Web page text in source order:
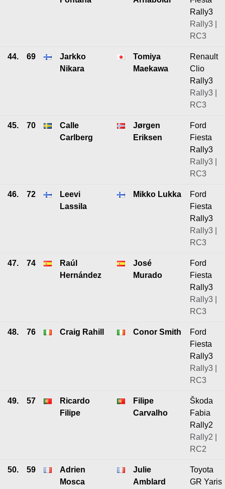
Rally3
Rally3 |
RC3
44. 69
Jarkko
Nikara
Tomiya
Maekawa
Renault
Clio
Rally3
Rally3 |
RC3
45. 70
Calle
Carlberg
Jørgen
Eriksen
Ford
Fiesta
Rally3
Rally3 |
RC3
46. 72
Leevi
Lassila
Mikko Lukka
Ford
Fiesta
Rally3
Rally3 |
RC3
47. 74
Raúl
Hernández
José
Murado
Ford
Fiesta
Rally3
Rally3 |
RC3
48. 76 Craig Rahill Conor Smith
Ford
Fiesta
Rally3
Rally3 |
RC3
49. 57
Ricardo
Filipe
Filipe
Carvalho
Škoda
Fabia
Rally2
Rally2 |
RC2
50. 59
Adrien
Mosca
Julie
Amblard
Toyota
GR Yaris